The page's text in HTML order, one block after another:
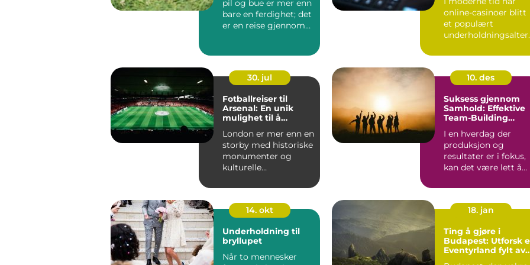
pil og bue er mer enn
bare en ferdighet; det
er en reise gjennom
online-casinoer blitt
et populært
mennesk...
30. jul
Fotballreiser til
Arsenal: En unik
mulighet til å
London er mer enn en
storby med historiske
monumenter og
kulturelle
også ...
10. des
Suksess gjennom
Samhold: Effektive
Team-Building
I en hverdag der
produksjon og
resultater er i fokus,
kan det være lett å
14. okt
Underholdning til
bryllupet
Når to mennesker
18. jan
Ting å gjøre i
Budapest: Utforsk
Eventyrland fylt av